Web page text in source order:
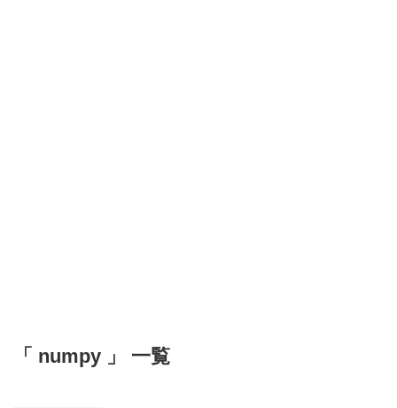
「 numpy 」 一覧